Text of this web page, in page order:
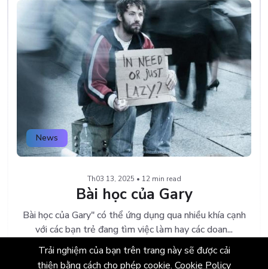
News
Th03 13, 2025 • 12 min read
Bài học của Gary
Bài học của Gary" có thể ứng dụng qua nhiều khía cạnh
với các bạn trẻ đang tìm việc làm hay các doan...
Trải nghiệm của bạn trên trang này sẽ được cải
thiện bằng cách cho phép cookie. Cookie Policy